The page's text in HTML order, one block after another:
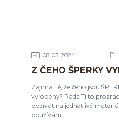
08 03 2024
Z ČEHO ŠPERKY
Zajímá Tě, že čeho jsou
vyrobeny? Ráda Ti to
podívat na jednotlivé
používám.